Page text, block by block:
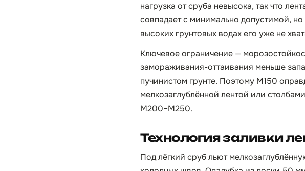
нагрузка от сруба невысока, так что
совпадает с минимально допустимой,
высоких грунтовых водах его уже не
Ключевое ограничение —
замораживания-оттаивания меньше
пучинистом грунте. Поэтому М150
мелкозаглублённой лентой или
М200–М250.
Технология заливки
Под лёгкий сруб льют